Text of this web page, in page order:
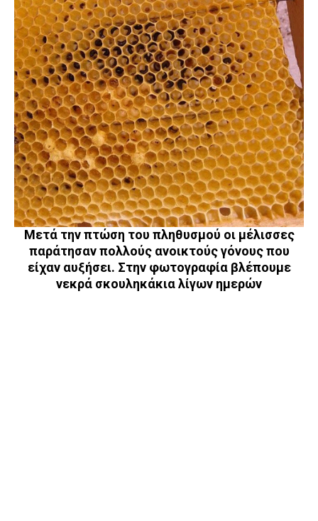
Μετά την πτώση του πληθυσμού οι μέλισσες
παράτησαν πολλούς ανοικτούς γόνους που
είχαν αυξήσει. Στην φωτογραφία βλέπουμε
νεκρά σκουληκάκια λίγων ημερών